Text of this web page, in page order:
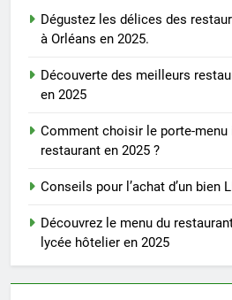
Dégustez les délices des
à Orléans en 2025.
Découverte des meilleurs
en 2025
Comment choisir le porte-menu
restaurant en 2025 ?
Conseils pour l’achat d’un bien
Découvrez le menu du
lycée hôtelier en 2025